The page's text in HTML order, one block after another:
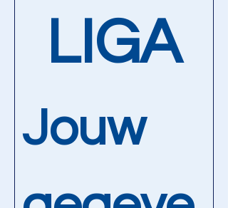
LIGA
Jouw